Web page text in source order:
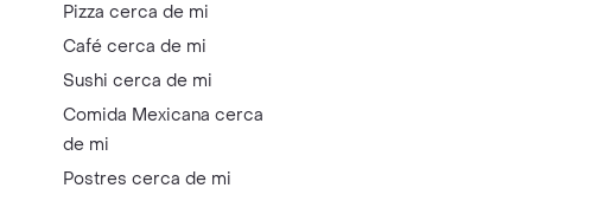
Pizza cerca de mi
Café cerca de mi
Sushi cerca de mi
Comida Mexicana cerca
de mi
Postres cerca de mi